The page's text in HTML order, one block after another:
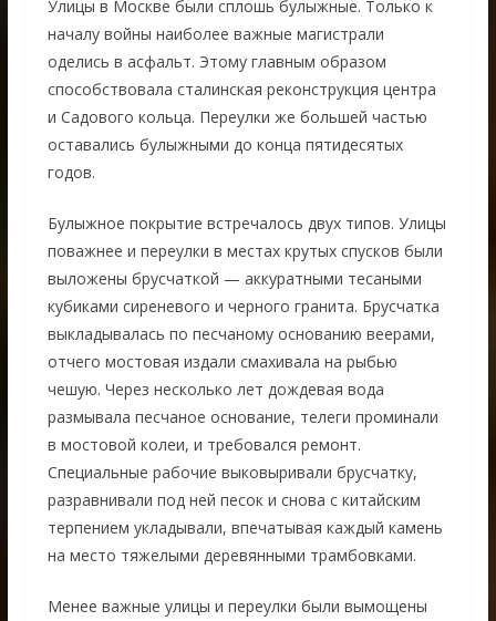
Улицы в Москве были сплошь булыжные. Только к
началу войны наиболее важные магистрали
оделись в асфальт. Этому главным образом
способствовала сталинская реконструкция центра
и Садового кольца. Переулки же большей частью
оставались булыжными до конца пятидесятых
годов.
Булыжное покрытие встречалось двух типов. Улицы
поважнее и переулки в местах крутых спусков были
выложены брусчаткой — аккуратными тесаными
кубиками сиреневого и черного гранита. Брусчатка
выкладывалась по песчаному основанию веерами,
отчего мостовая издали смахивала на рыбью
чешую. Через несколько лет дождевая вода
размывала песчаное основание, телеги проминали
в мостовой колеи, и требовался ремонт.
Специальные рабочие выковыривали брусчатку,
разравнивали под ней песок и снова с китайским
терпением укладывали, впечатывая каждый камень
на место тяжелыми деревянными трамбовками.
Менее важные улицы и переулки были вымощены